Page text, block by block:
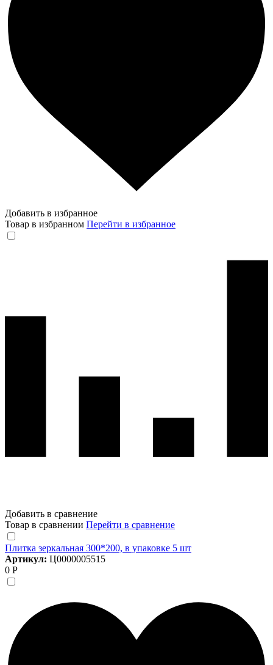
Добавить в избранное
Товар в избранном Перейти в избранное
Добавить в сравнение
Товар в сравнении Перейти в сравнение
Плитка зеркальная 300*200, в упаковке 5 шт
Артикул: Ц0000005515
0 Р